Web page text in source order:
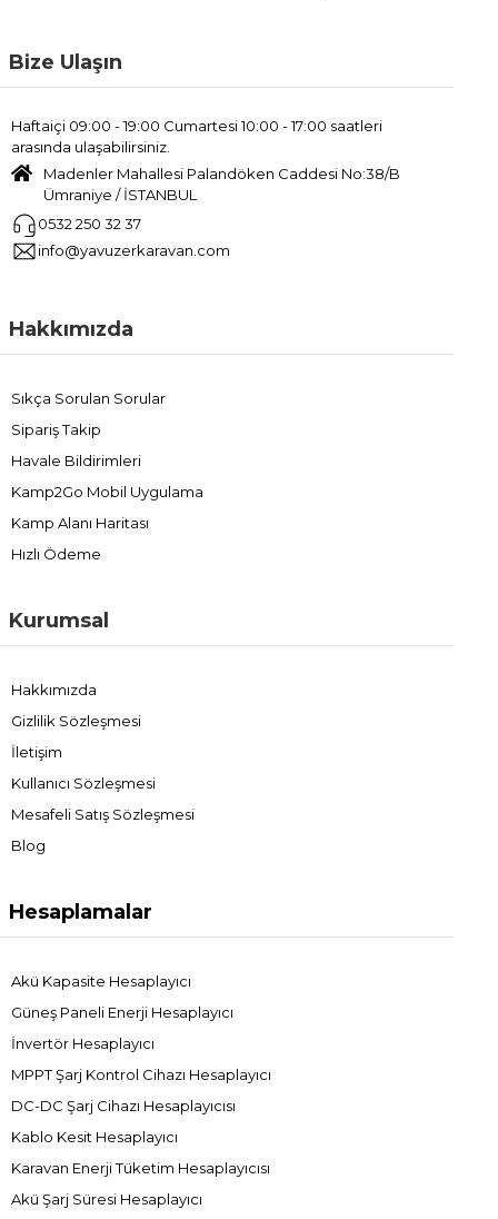
Bize Ulaşın
Haftaiçi 09:00 - 19:00 Cumartesi 10:00 - 17:00 saatleri
arasında ulaşabilirsiniz.
Madenler Mahallesi Palandöken Caddesi No:38/B
Ümraniye / İSTANBUL
0532 250 32 37
info@yavuzerkaravan.com
Hakkımızda
Sıkça Sorulan Sorular
Sipariş Takip
Havale Bildirimleri
Kamp2Go Mobil Uygulama
Kamp Alanı Haritası
Hızlı Ödeme
Kurumsal
Hakkımızda
Gizlilik Sözleşmesi
İletişim
Kullanıcı Sözleşmesi
Mesafeli Satış Sözleşmesi
Blog
Hesaplamalar
Akü Kapasite Hesaplayıcı
Güneş Paneli Enerji Hesaplayıcı
İnvertör Hesaplayıcı
MPPT Şarj Kontrol Cihazı Hesaplayıcı
DC-DC Şarj Cihazı Hesaplayıcısı
Kablo Kesit Hesaplayıcı
Karavan Enerji Tüketim Hesaplayıcısı
Akü Şarj Süresi Hesaplayıcı